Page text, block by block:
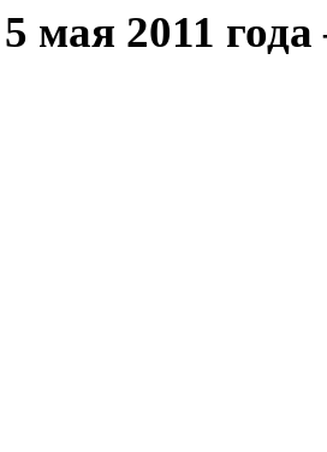
мая 2011